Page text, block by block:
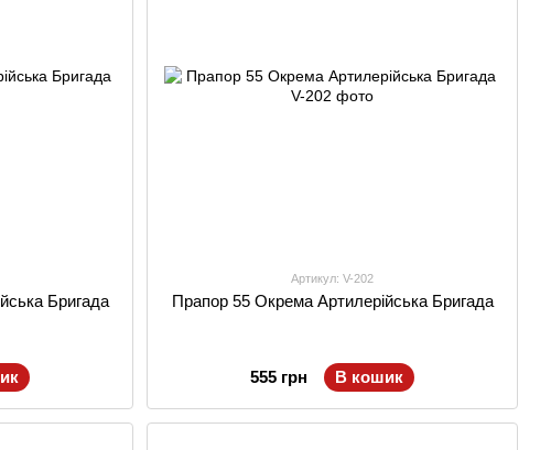
Бригада
Артикул: V-202
Прапор 55 Окрема Артилерійська Бригада
555 грн В кошик